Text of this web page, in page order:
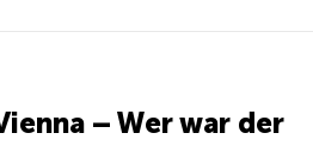
– Wer war der